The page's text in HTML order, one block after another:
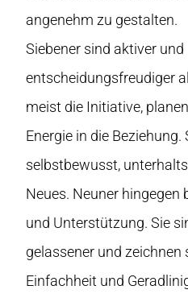
angenehm zu gestalten.
Siebener sind aktiver und
entscheidungsfreudiger
meist die Initiative,
Energie in die Beziehung.
selbstbewusst,
Neues. Neuner hingegen
und Unterstützung. Sie
gelassener und zeichnen
Einfachheit und